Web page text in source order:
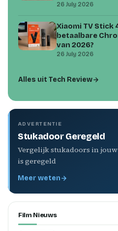
26 July 2026
Xiaomi TV Stick
betaalbare
van 2026?
26 July 2026
Alles uit Tech Review
ADVERTENTIE
Stukadoor Geregeld
Vergelijk stukadoors in
is geregeld
Meer weten
Film Nieuws